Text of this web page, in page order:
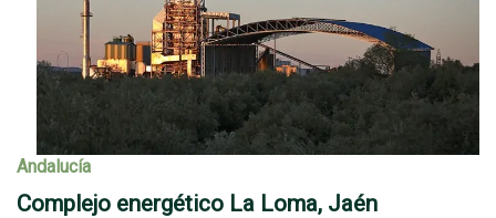
Andalucía
Complejo energético La Loma, Jaén